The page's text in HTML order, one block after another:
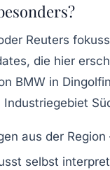
Reuters
, die hier
BMW in
aus der
selbst